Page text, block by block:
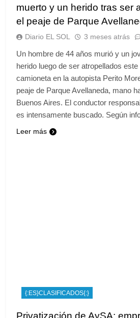
muerto y un herido tras ser
el peaje de Parque
Diario EL SOL 3 meses atrás
Un hombre de 44 años murió y un
herido luego de ser atropellados
camioneta en la autopista Perito
peaje de Parque Avellaneda, mano
Buenos Aires. El conductor
es intensamente buscado. Según
Leer más
{:ES}CLASIFICADOS{:}
Privatización de AySA: